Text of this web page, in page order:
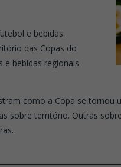
e bebidas.
das Copas do
e bebidas regionais
como a Copa se tornou
sobre território. Outras